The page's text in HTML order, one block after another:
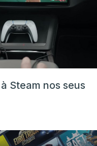
Steam nos seus